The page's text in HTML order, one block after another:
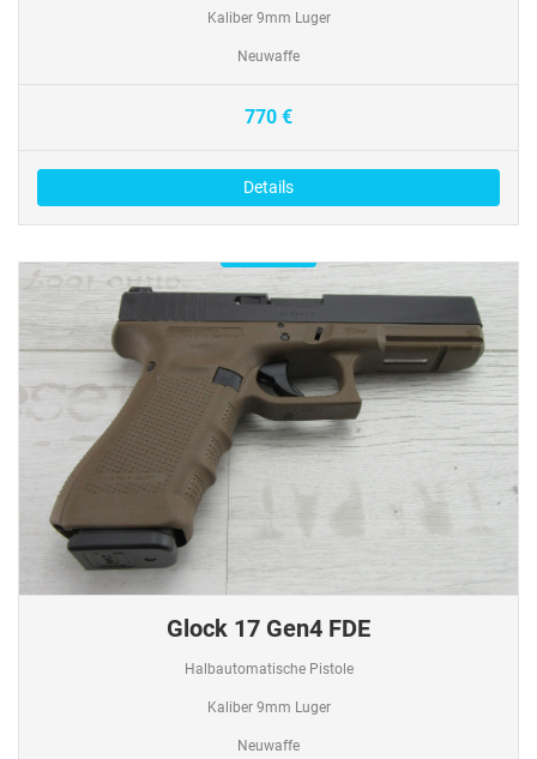
Kaliber 9mm Luger
Neuwaffe
770 €
Details
Glock 17 Gen4 FDE
Halbautomatische Pistole
Kaliber 9mm Luger
Neuwaffe